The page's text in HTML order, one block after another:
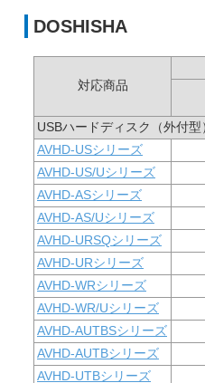
DOSHISHA
対応商品
USBハードディスク（外付型
AVHD-USシリーズ
AVHD-US/Uシリーズ
AVHD-ASシリーズ
AVHD-AS/Uシリーズ
AVHD-URSQシリーズ
AVHD-URシリーズ
AVHD-WRシリーズ
AVHD-WR/Uシリーズ
AVHD-AUTBSシリーズ
AVHD-AUTBシリーズ
AVHD-UTBシリーズ